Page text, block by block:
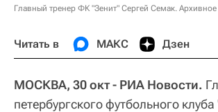
Главный тренер ФК "Зенит" Сергей Семак.
Читать в МАКС Дзен
МОСКВА, 30 окт - РИА Новости.
петербургского футбольного